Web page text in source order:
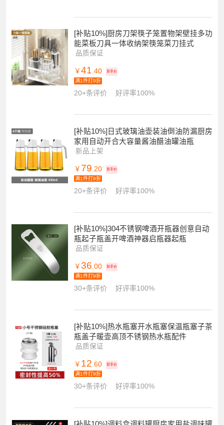
[补贴10%]厨房刀架筷子笼置物架壁挂多功
能菜板刀具一体收纳架筷笼菜刀挂式
品质保证
￥ 41.40 到手价
满1件打9折
20+条评价 好评率100%
[补贴10%]日式玻璃油壶装油倒油防漏厨房
家用自动开合大容量酱油醋油罐油瓶
新品上架
￥ 79 .20 到手价
满1件打9折
20+条评价 好评率100%
[补贴10%]304不锈钢啤酒开瓶器创意自动
瓶起子瓶盖开啤酒神器启瓶器起瓶
品质保证
￥ 36.00 到手价
满1件打9折
30+条评价 好评率100%
[补贴10%]热水瓶塞开水瓶塞保温瓶塞子茶
瓶盖子暖壶高顶不锈钢热水瓶配件
品质保证
￥ 12 .60 到手价
满1件打9折
30+条评价 好评率100%